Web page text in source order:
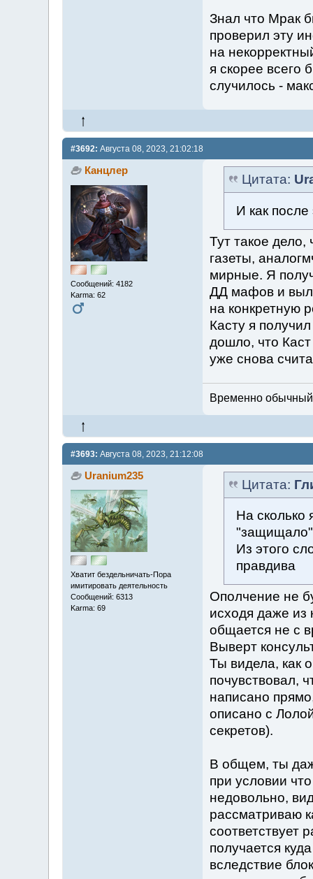
Знал что Мрак
проверил эту
на
я скорее всего
случилось -
#3692: Августа 08, 2023, 21:02:18
Канцлер
Сообщений: 4182
Karma: 62
Цитата:
И как
Тут такое
газеты,
мирные. Я
ДД мафов и
на конкретную
Касту я
дошло, что
уже снова
Временно обычный
#3693: Августа 08, 2023, 21:12:08
Uranium235
Хватит бездельничать-Пора
имитировать деятельность
Сообщений: 6313
Karma: 69
Цитата:
На сколько
"защищало".
Из этого
правдива
Ополчение не
исходя даже из
общается не с
Выверт
Ты видела, как
почувствовал,
написано
описано с
секретов).
В общем, ты
при условии
недовольно,
рассматриваю
соответствует
получается
вследствие